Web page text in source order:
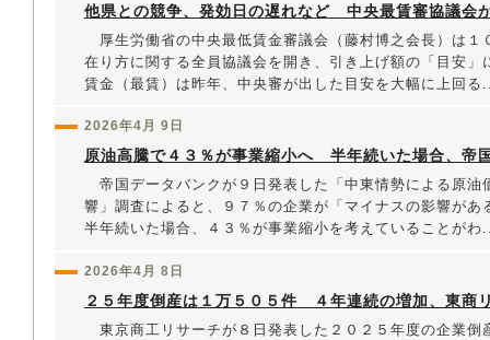
他県との競争、発効日の遅れなど 中央最賃審協議会
厚生労働省の中央最低賃金審議会（藤村博之会長）は１
在り方に関する全員協議会を開き、引き上げ額の「目安」
賃金（最賃）は昨年、中央審が出した目安を大幅に上回る
2026年4月 9日
原油高騰で４３％が事業縮小へ 半年続いた場合、帝
帝国データバンクが９日発表した「中東情勢による原油
響」調査によると、９７％の企業が「マイナスの影響があ
半年続いた場合、４３％が事業縮小を考えていることがわ
2026年4月 8日
２５年度倒産は１万５０５件 ４年連続の増加、東商
東京商工リサーチが８日発表した２０２５年度の企業倒